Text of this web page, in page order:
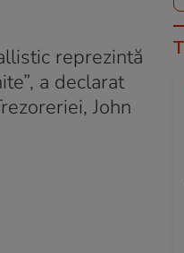
reprezintă
a declarat
John